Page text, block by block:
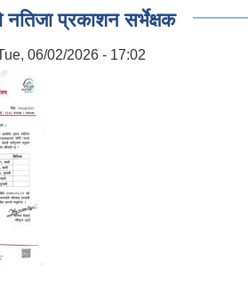
नतिजा प्रकाशन सर्भेक्षक
06/02/2026 - 17:02